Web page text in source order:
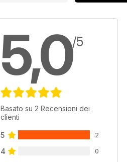
5,0/5
Basato su 2 Recensioni dei
clienti
5 2
4 0